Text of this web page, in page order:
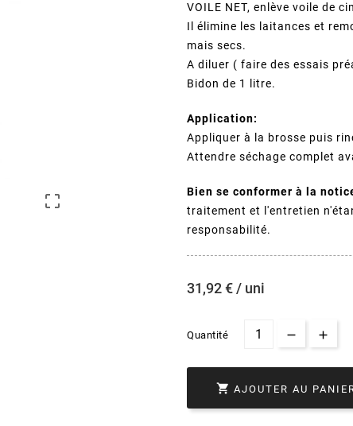

VOILE NET, enlève voile de
Il élimine les laitances et
mais secs.
A diluer ( faire des essais
Bidon de 1 litre.
Application:
Appliquer à la brosse puis
Attendre séchage complet
Bien se conformer à la
traitement et l'entretien
responsabilité.
31,92 € / uni
Quantité
 AJOUTER AU